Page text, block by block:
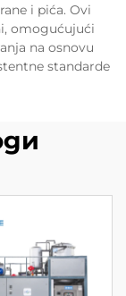
i pića. Ovi
omogućujući
na osnovu
standarde